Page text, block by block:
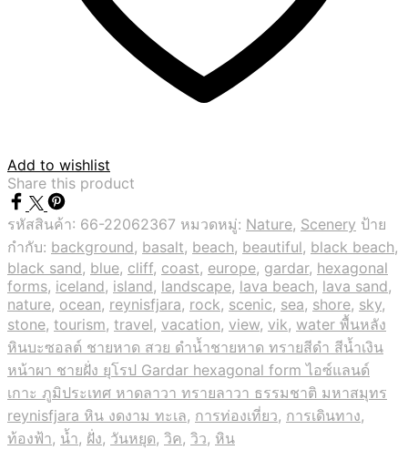
Add to wishlist
Share this product
รหัสสินค้า: 66-22062367 หมวดหมู่: Nature, Scenery ป้าย
กำกับ: background, basalt, beach, beautiful, black beach,
black sand, blue, cliff, coast, europe, gardar, hexagonal
forms, iceland, island, landscape, lava beach, lava sand,
nature, ocean, reynisfjara, rock, scenic, sea, shore, sky,
stone, tourism, travel, vacation, view, vik, water พื้นหลัง
หินบะซอลต์ ชายหาด สวย ดำน้ำชายหาด ทรายสีดำ สีน้ำเงิน
หน้าผา ชายฝั่ง ยุโรป Gardar hexagonal form ไอซ์แลนด์
เกาะ ภูมิประเทศ หาดลาวา ทรายลาวา ธรรมชาติ มหาสมุทร
reynisfjara หิน งดงาม ทะเล, การท่องเที่ยว, การเดินทาง,
ท้องฟ้า, น้ำ, ฝั่ง, วันหยุด, วิค, วิว, หิน